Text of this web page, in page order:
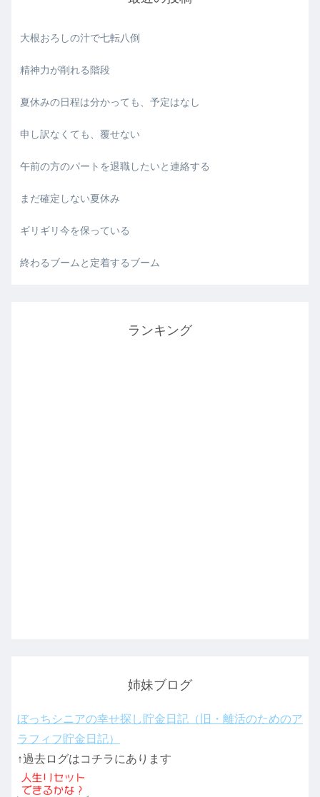
大根おろしの汁で七転八倒
精神力が削れる階段
夏休みの日程は分かっても、予定はなし
申し訳なくても、覆せない
午前の方のパートを退職したいと連絡する
まだ確定しない夏休み
ギリギリ今を保っている
終わるブームと定着するブーム
ランキング
姉妹ブログ
ぼっちシニアの幸せ探し貯金日記（旧・離活のためのア
ラフィフ貯金日記）
↑過去ログはコチラにあります